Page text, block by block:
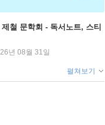
철 문학회 - 독서노트, 스티
년 08월 31일
펼쳐보기